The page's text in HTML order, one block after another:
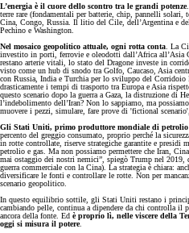
L’energia è il cuore dello scontro tra le grandi potenze
terre rare (fondamentali per batterie, chip, pannelli
Cina, Congo, Russia. Il litio del Cile, dell’Argentina e
Pechino e Washington.
Nel mosaico geopolitico attuale, ogni rotta conta . La
investito in porti, ferrovie e oleodotti dall’Africa all’Asia
restano arterie vitali, lo stato del Dragone investe in
visto come un hub di snodo tra Golfo, Caucaso, Asia
con Russia, India e Turchia per lo sviluppo del Corridoio
drasticamente i tempi di trasporto tra Europa e Asia
questo scenario dopo la guerra a Gaza, la distruzione di
l’indebolimento dell’Iran? Non lo sappiamo, ma
muovere i pezzi, simulare, fare prove di 'fictional
Gli Stati Uniti, primo produttore mondiale di petrolio
percento del greggio consumato, proprio perché la
in rotte controllate, riserve strategiche garantite e
petrolio e gas. Ma non possiamo permettere che Iran,
mai ostaggio dei nostri nemici”, spiegò Trump nel
guerra commerciale con la Cina). La strategia è chiara:
diversificare le fonti e controllare le rotte. Non per
scenario geopolitico.
In questo equilibrio sottile, gli Stati Uniti restano i
cambiando pelle, continua a dipendere da chi controlla il
ancora della fonte. Ed è proprio lì, nelle viscere della
oggi si misura il potere.